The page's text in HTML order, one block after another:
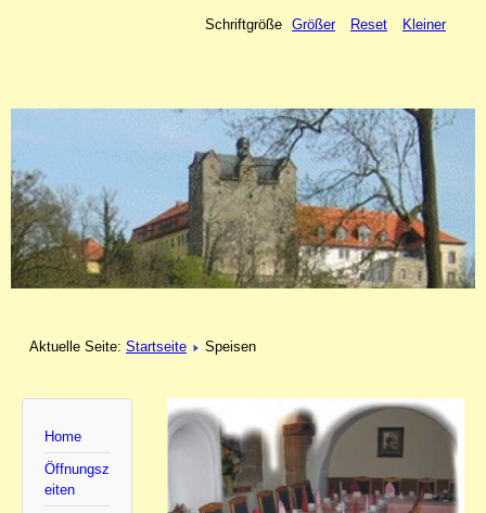
Schriftgröße Größer Reset Kleiner
Aktuelle Seite: Startseite Speisen
Home
Öffnungsz
eiten